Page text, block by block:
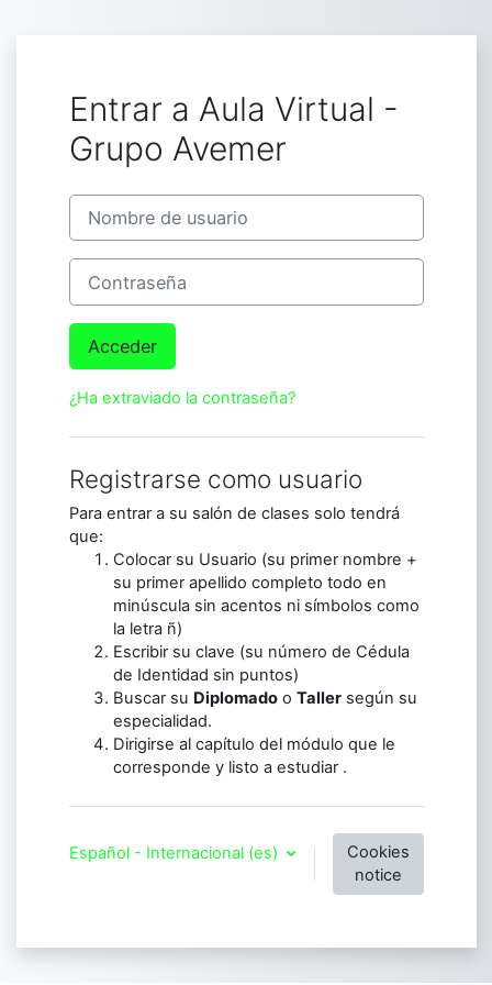
Entrar a Aula Virtual -
Grupo Avemer
Nombre de usuario
Contraseña
Acceder
¿Ha extraviado la contraseña?
Registrarse como usuario
Para entrar a su salón de clases solo tendrá
que:
Colocar su Usuario (su primer nombre +
su primer apellido completo todo en
minúscula sin acentos ni símbolos como
la letra ñ)
Escribir su clave (su número de Cédula
de Identidad sin puntos)
Buscar su Diplomadoo Tallersegún su
especialidad.
Dirigirse al capítulo del módulo que le
corresponde y listo a estudiar .
Español - Internacional ‎(es)‎
Cookies
notice